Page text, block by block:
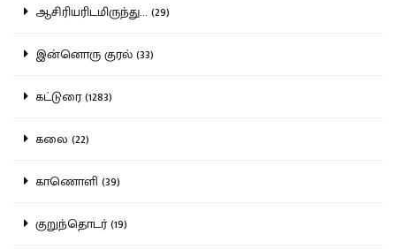
ஆசிரியரிடமிருந்து... (29)
இன்னொரு குரல் (33)
கட்டுரை (1283)
கலை (22)
காணொளி (39)
குறுந்தொடர் (19)